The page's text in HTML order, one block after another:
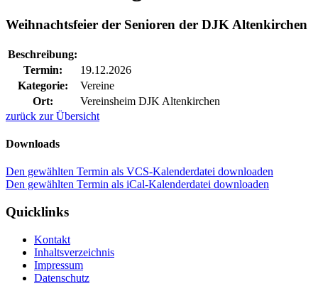
Weihnachtsfeier der Senioren der DJK Altenkirchen
Beschreibung:
Termin:
19.12.2026
Kategorie:
Vereine
Ort:
Vereinsheim DJK Altenkirchen
zurück zur Übersicht
Downloads
Den gewählten Termin als VCS-Kalenderdatei downloaden
Den gewählten Termin als iCal-Kalenderdatei downloaden
Quicklinks
Kontakt
Inhaltsverzeichnis
Impressum
Datenschutz